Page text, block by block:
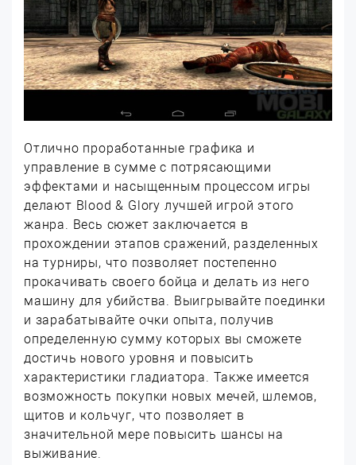
Отлично проработанные графика и
управление в сумме с потрясающими
эффектами и насыщенным процессом игры
делают Blood & Glory лучшей игрой этого
жанра. Весь сюжет заключается в
прохождении этапов сражений, разделенных
на турниры, что позволяет постепенно
прокачивать своего бойца и делать из него
машину для убийства. Выигрывайте поединки
и зарабатывайте очки опыта, получив
определенную сумму которых вы сможете
достичь нового уровня и повысить
характеристики гладиатора. Также имеется
возможность покупки новых мечей, шлемов,
щитов и кольчуг, что позволяет в
значительной мере повысить шансы на
выживание.